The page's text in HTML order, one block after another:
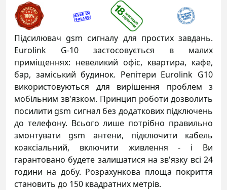
Підсилювач gsm сигналу для простих завдань.
Eurolink G-10 застосовується в малих
приміщеннях: невеликий офіс, квартира, кафе,
бар, заміський будинок. Репітери Eurolink G10
використовуються для вирішення проблем з
мобільним зв'язком. Принцип роботи дозволить
посилити gsm сигнал без додаткових підключень
до телефону. Всього лише потрібно правильно
змонтувати gsm антени, підключити кабель
коаксіальний, включити живлення - і Ви
гарантовано будете залишатися на зв'язку всі 24
години на добу. Розрахункова площа покриття
становить до 150 квадратних метрів.